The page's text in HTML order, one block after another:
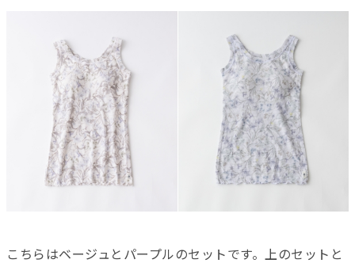
こちらはベージュとパープルのセットです。上のセットと